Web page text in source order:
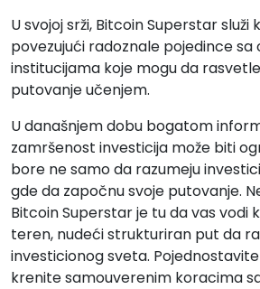
U svojoj srži, Bitcoin Superstar služi
povezujući radoznale pojedince
institucijama koje mogu da
putovanje učenjem.
U današnjem dobu bogatom
zamršenost investicija može biti
bore ne samo da razumeju
gde da započnu svoje putovanje.
Bitcoin Superstar je tu da vas vodi
teren, nudeći strukturiran put da
investicionog sveta.
krenite samouverenim koracima